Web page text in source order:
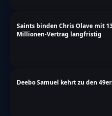
Saints binden Chris Olave mit
Millionen-Vertrag langfristig
Deebo Samuel kehrt zu den